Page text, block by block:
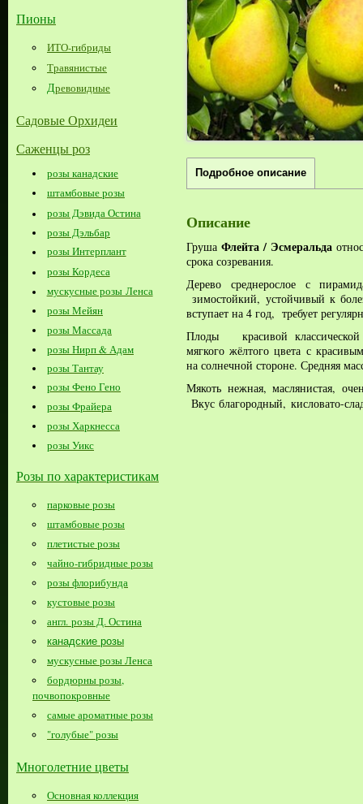
Пионы
ИТО-гибриды
Травянистые
Древовидные
Садовые Орхидеи
Саженцы роз
розы канадские
штамбовые розы
розы Дэвида Остина
розы Дэльбар
розы Интерплант
розы Кордеса
мускусные розы Ленса
розы Мейян
розы Массада
розы Нирп & Адам
розы Тантау
розы Фено Гено
розы Фрайера
розы Харкнесса
розы Уикс
Розы по характеристикам
парковые розы
штамбовые розы
плетистые розы
чайно-гибридные розы
розы флорибунда
кустовые розы
англ. розы Д. Остина
канадские розы
мускусные розы Ленса
бордюрны розы,
почвопокровные
самые ароматные розы
"голубые" розы
Многолетние цветы
Основная коллекция
Подробное описание
Описание
Груша Флейта / Эсмеральда
срока созревания.
Дерево среднерослое с
зимостойкий, устойчивый к
вступает на 4 год, требует
Плоды красивой
мягкого жёлтого цвета с
на солнечной стороне. Средняя
Мякоть нежная, маслянистая,
Вкус благородный, кисловато-